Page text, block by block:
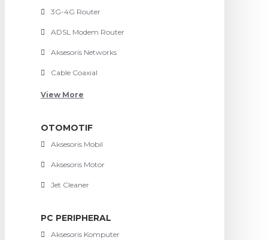
3G-4G Router
ADSL Modem Router
Aksesoris Networks
Cable Coaxial
View More
OTOMOTIF
Aksesoris Mobil
Aksesoris Motor
Jet Cleaner
PC PERIPHERAL
Aksesoris Komputer